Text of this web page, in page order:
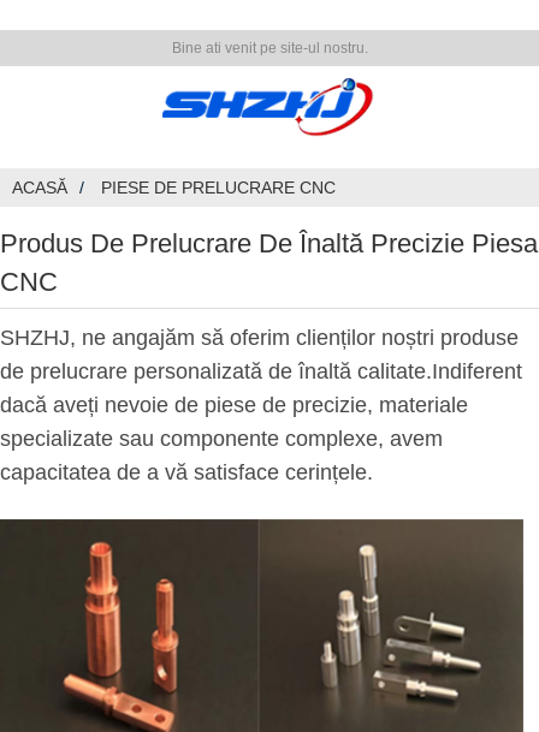
Bine ati venit pe site-ul nostru.
ACASĂ PIESE DE PRELUCRARE CNC
Produs De Prelucrare De Înaltă Precizie Piesa
CNC
SHZHJ, ne angajăm să oferim clienților noștri produse
de prelucrare personalizată de înaltă calitate.Indiferent
dacă aveți nevoie de piese de precizie, materiale
specializate sau componente complexe, avem
capacitatea de a vă satisface cerințele.